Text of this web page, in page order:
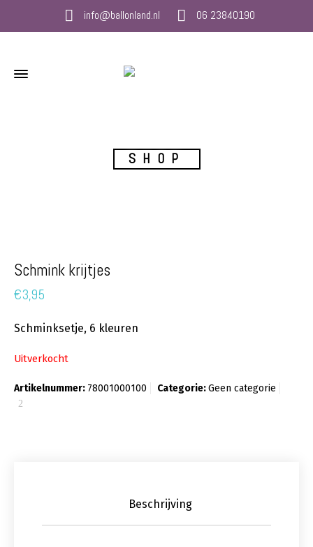
info@ballonland.nl 06 23840190
SHOP
Schmink krijtjes
€3,95
Schminksetje, 6 kleuren
Uitverkocht
Artikelnummer: 78001000100 Categorie:Geen categorie
Beschrijving